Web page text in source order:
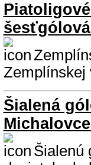
Zemplínskej
Šialená
Šialenú